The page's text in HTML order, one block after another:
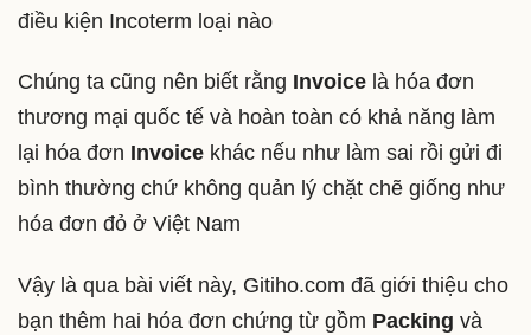
điều kiện Incoterm loại nào
Chúng ta cũng nên biết rằng Invoice là hóa đơn
thương mại quốc tế và hoàn toàn có khả năng làm
lại hóa đơn Invoice khác nếu như làm sai rồi gửi đi
bình thường chứ không quản lý chặt chẽ giống như
hóa đơn đỏ ở Việt Nam
Vậy là qua bài viết này, Gitiho.com đã giới thiệu cho
bạn thêm hai hóa đơn chứng từ gồm Packing và